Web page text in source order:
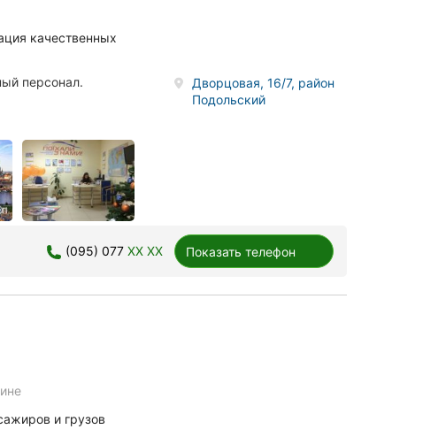
качественных
персонал.
Дворцовая, 16/7, район
Подольский
(095) 077 XX XX Показать телефон
и грузов